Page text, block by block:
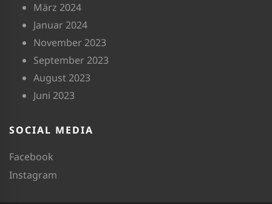
März 2024
Januar 2024
November 2023
September 2023
August 2023
Juni 2023
SOCIAL MEDIA
Facebook
Instagram